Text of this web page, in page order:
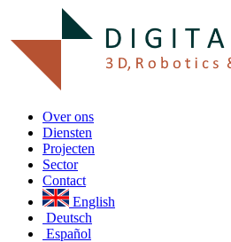
Over ons
Diensten
Projecten
Sector
Contact
English
Deutsch
Español